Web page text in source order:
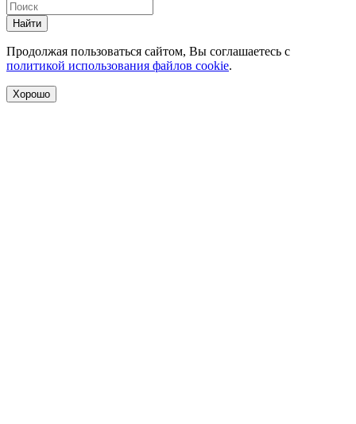
Найти
Продолжая пользоваться сайтом, Вы соглашаетесь с
политикой использования файлов cookie.
Хорошо